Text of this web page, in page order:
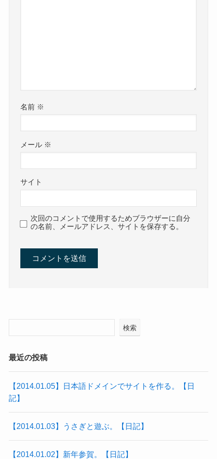
名前 ※
メール ※
サイト
次回のコメントで使用するためブラウザーに自分
の名前、メールアドレス、サイトを保存する。
検索
最近の投稿
【2014.01.05】日本語ドメインでサイトを作る。【日
記】
【2014.01.03】うさぎと遊ぶ。【日記】
【2014.01.02】新年参賀。【日記】